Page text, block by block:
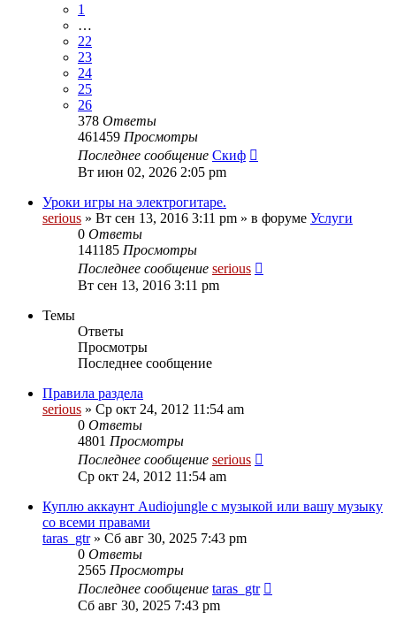
1
…
22
23
24
25
26
378 Ответы
461459 Просмотры
Последнее сообщение Скиф
Вт июн 02, 2026 2:05 pm
Уроки игры на электрогитаре.
serious » Вт сен 13, 2016 3:11 pm » в форуме Услуги
0 Ответы
141185 Просмотры
Последнее сообщение serious
Вт сен 13, 2016 3:11 pm
Темы
Ответы
Просмотры
Последнее сообщение
Правила раздела
serious » Ср окт 24, 2012 11:54 am
0 Ответы
4801 Просмотры
Последнее сообщение serious
Ср окт 24, 2012 11:54 am
Куплю аккаунт Audiojungle с музыкой или вашу музыку
со всеми правами
taras_gtr» Сб авг 30, 2025 7:43 pm
0 Ответы
2565 Просмотры
Последнее сообщение taras_gtr
Сб авг 30, 2025 7:43 pm